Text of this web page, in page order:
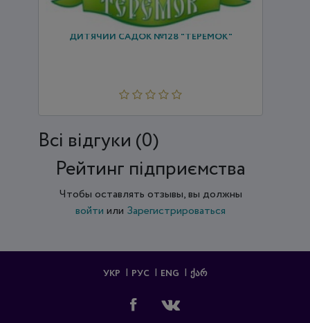
ДИТЯЧИЙ САДОК №128 "ТЕРЕМОК"
Всi відгуки (0)
Рейтинг підприємства
Чтобы оставлять отзывы, вы должны
войти или Зарегистрироваться
УКР РУС ENG ᲥᲐᲠ